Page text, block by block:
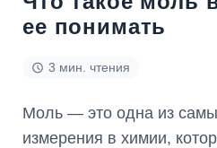
ее понимать
3 мин. чтения
Моль — это одна из
измерения в химии,